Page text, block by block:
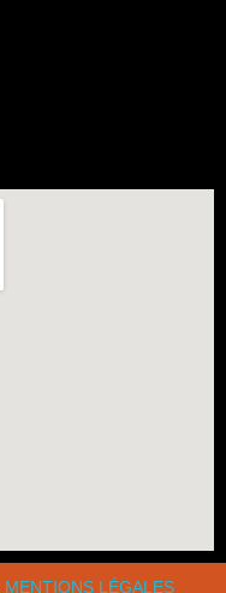
MENTIONS LÉGALES